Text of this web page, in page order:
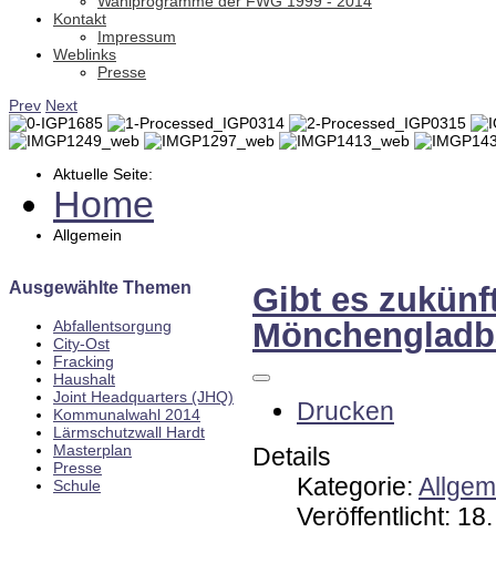
Kontakt
Impressum
Weblinks
Presse
Prev Next
Aktuelle Seite:
Home
Allgemein
Ausgewählte Themen
Abfallentsorgung
City-Ost
Fracking
Haushalt
Joint Headquarters (JHQ)
Kommunalwahl 2014
Lärmschutzwall Hardt
Masterplan
Presse
Schule
Gibt es
Drucken
Details
Kategorie:
Veröffentlicht: